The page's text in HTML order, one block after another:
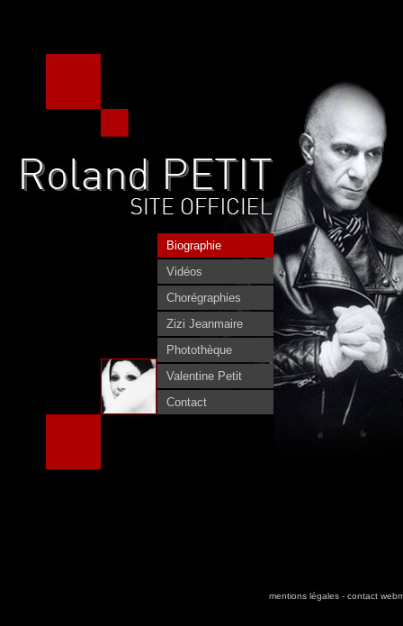
Biographie
Vidéos
Chorégraphies
Zizi Jeanmaire
Photothèque
Valentine Petit
Contact
mentions légales - contact